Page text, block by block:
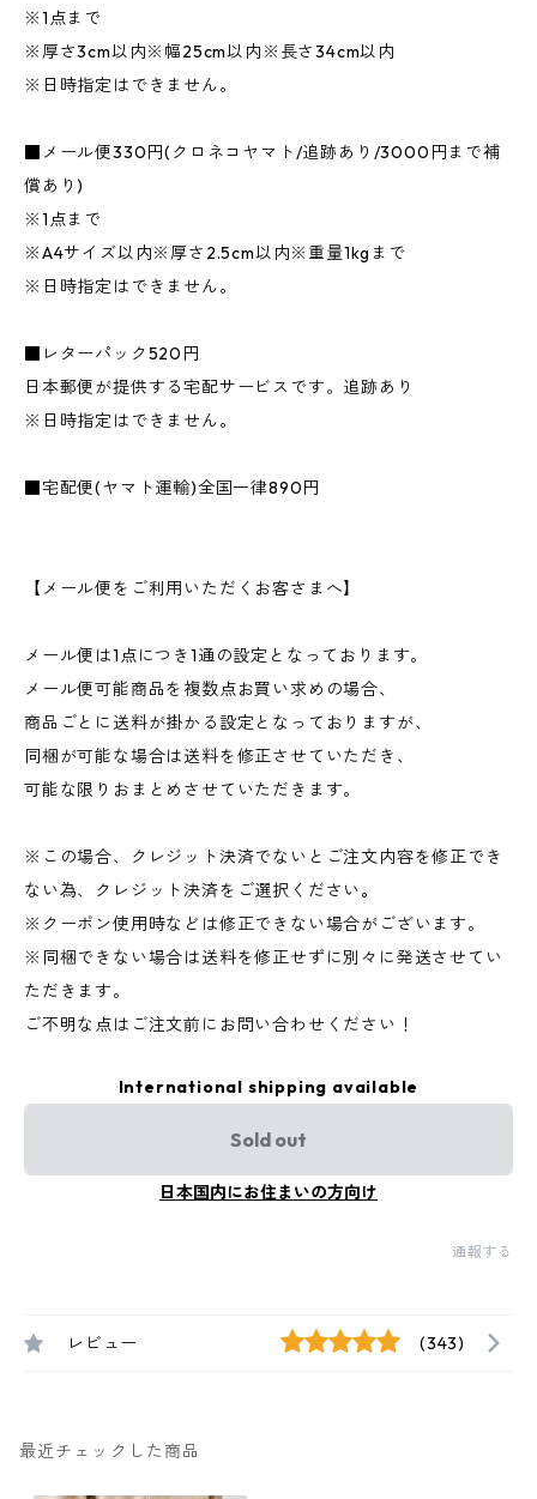
※1点まで
※厚さ3cm以内※幅25cm以内※長さ34cm以内
※日時指定はできません。
■メール便330円(クロネコヤマト/追跡あり/3000円まで補
償あり)
※1点まで
※A4サイズ以内※厚さ2.5cm以内※重量1kgまで
※日時指定はできません。
■レターパック520円
日本郵便が提供する宅配サービスです。追跡あり
※日時指定はできません。
■宅配便(ヤマト運輸)全国一律890円
【メール便をご利用いただくお客さまへ】
メール便は1点につき1通の設定となっております。
メール便可能商品を複数点お買い求めの場合、
商品ごとに送料が掛かる設定となっておりますが、
同梱が可能な場合は送料を修正させていただき、
可能な限りおまとめさせていただきます。
※この場合、クレジット決済でないとご注文内容を修正でき
ない為、クレジット決済をご選択ください。
※クーポン使用時などは修正できない場合がございます。
※同梱できない場合は送料を修正せずに別々に発送させてい
ただきます。
ご不明な点はご注文前にお問い合わせください！
International shipping available
Sold out
日本国内にお住まいの方向け
通報する
レビュー (343)
最近チェックした商品